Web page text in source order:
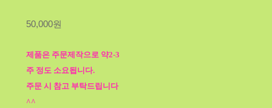
50,000원
제품은 주문제작으로 약2-3
주 정도 소요됩니다.
주문 시 참고 부탁드립니다
^^